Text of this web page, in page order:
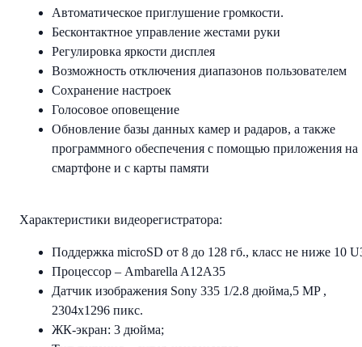
Автоматическое приглушение громкости.
Бесконтактное управление жестами руки
Регулировка яркости дисплея
Возможность отключения диапазонов пользователем
Сохранение настроек
Голосовое оповещение
Обновление базы данных камер и радаров, а также
программного обеспечения с помощью приложения на
смартфоне и с карты памяти
Характеристики видеорегистратора:
Поддержка microSD от 8 до 128 гб., класс не ниже 10
Процессор – Ambarella A12А35
Датчик изображения Sony 335 1/2.8 дюйма,5 MP ,
2304х1296 пикс.
ЖК-экран: 3 дюйма;